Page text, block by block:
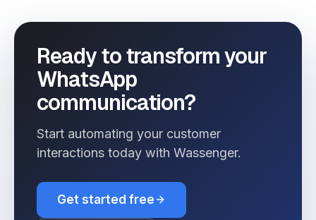
Ready to transform your
WhatsApp
communication?
Start automating your customer
interactions today with Wassenger.
Get started free